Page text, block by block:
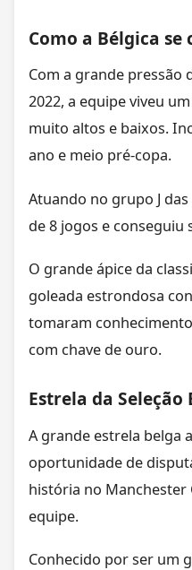
Como a Bélgica se
Com a grande pressão
2022, a equipe viveu
muito altos e baixos.
ano e meio pré-copa.
Atuando no grupo J das
de 8 jogos e
O grande ápice da
goleada estrondosa
tomaram
com chave de ouro.
Estrela da Seleção
A grande estrela belga
oportunidade de
história no Manchester
equipe.
Conhecido por ser um